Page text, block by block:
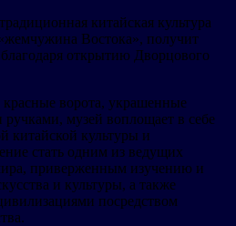
китайская культура
Востока», получит
открытию Дворцового
ворота, украшенные
музей воплощает в себе
китайской культуры и
стать одним из ведущих
приверженным изучению и
и культуры, а также
посредством